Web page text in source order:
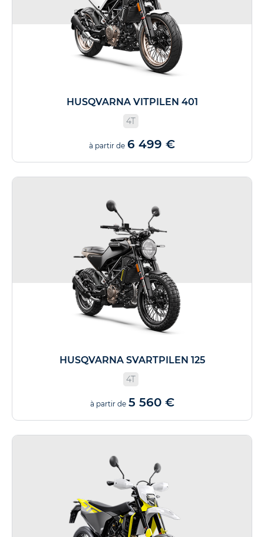
HUSQVARNA VITPILEN 401
4T
à partir de 6 499 €
HUSQVARNA SVARTPILEN 125
4T
à partir de 5 560 €